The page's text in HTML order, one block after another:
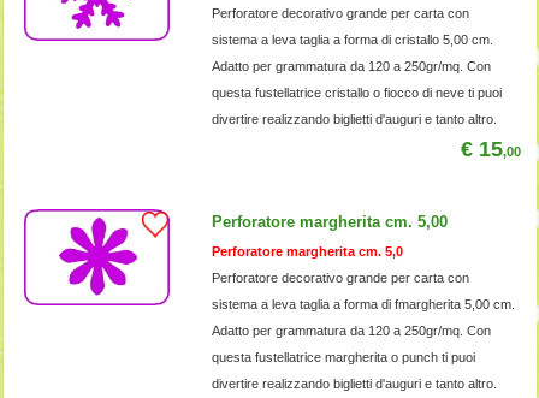
Perforatore decorativo grande per carta con
sistema a leva taglia a forma di cristallo 5,00 cm.
Adatto per grammatura da 120 a 250gr/mq. Con
questa fustellatrice cristallo o fiocco di neve ti puoi
divertire realizzando biglietti d'auguri e tanto altro.
€ 15,00
Perforatore margherita cm. 5,00
Perforatore margherita cm. 5,0
Perforatore decorativo grande per carta con
sistema a leva taglia a forma di fmargherita 5,00 cm.
Adatto per grammatura da 120 a 250gr/mq. Con
questa fustellatrice margherita o punch ti puoi
divertire realizzando biglietti d'auguri e tanto altro.